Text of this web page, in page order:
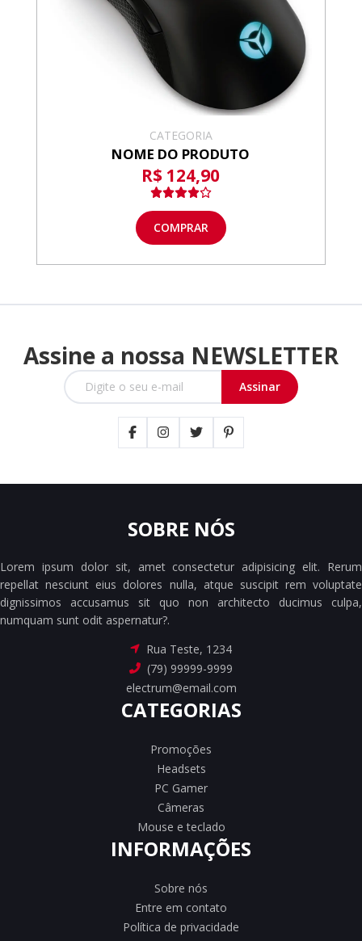
CATEGORIA
NOME DO PRODUTO
R$ 124,90
COMPRAR
Assine a nossa NEWSLETTER
SOBRE NÓS
Lorem ipsum dolor sit, amet consectetur adipisicing elit. Rerum
repellat nesciunt eius dolores nulla, atque suscipit rem voluptate
dignissimos accusamus sit quo non architecto ducimus culpa,
numquam sunt odit aspernatur?.
Rua Teste, 1234
(79) 99999-9999
electrum@email.com
CATEGORIAS
Promoções
Headsets
PC Gamer
Câmeras
Mouse e teclado
INFORMAÇÕES
Sobre nós
Entre em contato
Política de privacidade